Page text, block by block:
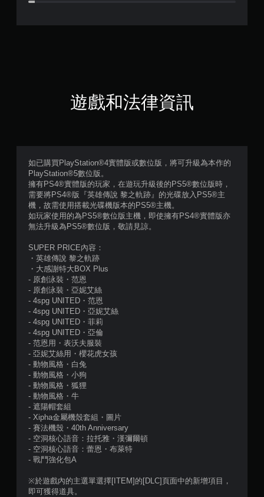
7
分
5
遊戲和法律資訊
如已購買PlayStation®4實體版或數位版，將可升級為本作的
PlayStation®5數位版。
擁有PS4®實體版的玩家，在遊玩升級後的PS5®數位版時，
需要將PS4®版『英雄傳說 黎之軌跡』的光碟放入PS5®主
機，故需使用搭載光碟機版本的PS5®主機。
如玩家使用的為PS5®數位版主機，即使擁有PS4®實體版亦
無法升級為PS5®數位版，敬請見諒。
SUPER PRICE內容：
・英雄傳說 黎之軌跡
・大感謝特大BOX Plus
- 原創泳裝・范恩
- 原創泳裝・亞妮艾絲
- 4spg UNITED・范恩
- 4spg UNITED・亞妮艾絲
- 4spg UNITED・菲莉
- 4spg UNITED・亞倫
- 范恩用・表沃夫服裝
- 亞妮艾絲用・櫻花虎女孩
- 動物風格・白兔
- 動物風格・小狗
- 動物風格・狐狸
- 動物風格・牛
- 遮陽帽套組
- Xipha金屬機殼套組・圖片
- 賽法機殼・40th Anniversary
- 空洞核心語音：拉托雅・漢彌爾頓
- 空洞核心語音：蕾恩・布萊特
- 戰鬥強化包A
※於遊戲內的主選單選擇[ITEM]的[DLC]頁面中的新增項目，
即可獲得道具。